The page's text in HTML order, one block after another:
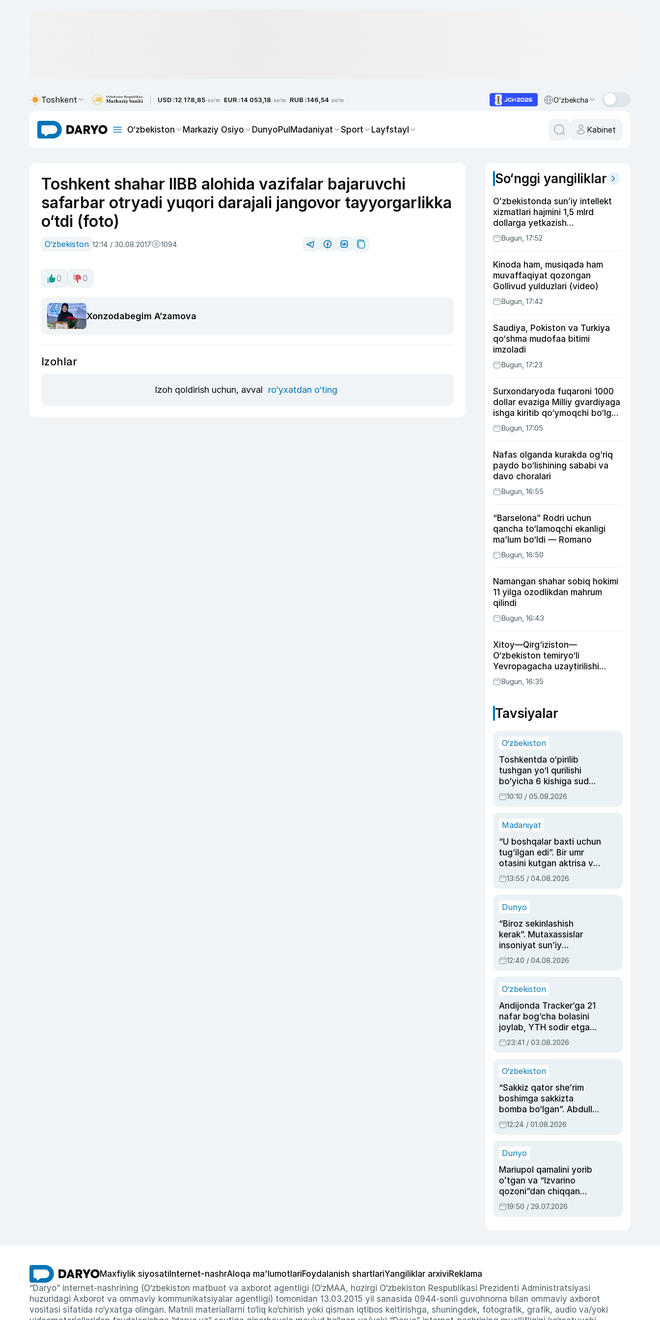
Toshkent USD :12 178,85 so'm EUR :14 053,18 so'm RUB :146,54 so'm O‘zbekcha
O‘zbekiston Markaziy Osiyo DunyoPulMadaniyat Sport Layfstayl Kabinet
Toshkent shahar IIBB alohida vazifalar bajaruvchi
safarbar otryadi yuqori darajali jangovor tayyorgarlikka
o‘tdi (foto)
O‘zbekiston 12:14 / 30.08.2017 1094
0 0
Xonzodabegim A’zamova
Izohlar
Izoh qoldirish uchun, avval ro‘yxatdan o‘ting
So‘nggi yangiliklar
Oʻzbekistonda sunʼiy intellekt
xizmatlari hajmini 1,5 mlrd
dollarga yetkazish
rejalashtirilmoqda
Bugun, 17:52
Kinoda ham, musiqada ham
muvaffaqiyat qozongan
Gollivud yulduzlari (video)
Bugun, 17:42
Saudiya, Pokiston va Turkiya
qo‘shma mudofaa bitimi
imzoladi
Bugun, 17:23
Surxondaryoda fuqaroni 1000
dollar evaziga Milliy gvardiyaga
ishga kiritib qo‘ymoqchi bo‘lgan
shaxs ushlandi
Bugun, 17:05
Nafas olganda kurakda og‘riq
paydo bo‘lishining sababi va
davo choralari
Bugun, 16:55
“Barselona” Rodri uchun
qancha to‘lamoqchi ekanligi
ma’lum bo‘ldi — Romano
Bugun, 16:50
Namangan shahar sobiq hokimi
11 yilga ozodlikdan mahrum
qilindi
Bugun, 16:43
Xitoy—Qirg‘iziston—
O‘zbekiston temiryo‘li
Yevropagacha uzaytirilishi
mumkin
Bugun, 16:35
Tavsiyalar
O‘zbekiston
Toshkentda o‘pirilib
tushgan yo‘l qurilishi
bo‘yicha 6 kishiga sud
hukmi o‘qildi
10:10 / 05.08.2026
Madaniyat
“U boshqalar baxti uchun
tug‘ilgan edi”. Bir umr
otasini kutgan aktrisa va
dublyaj ustasi Rimma
Ahmedovaning
13:55 / 04.08.2026
Dunyo
“Biroz sekinlashish
kerak”. Mutaxassislar
insoniyat sun’iy
intellektni boshqara
olmay qolishidan xavotir
12:40 / 04.08.2026
O‘zbekiston
Andijonda Tracker’ga 21
nafar bog‘cha bolasini
joylab, YTH sodir etgan
ayolga sud hukmi o‘qildi
23:41 / 03.08.2026
O‘zbekiston
“Sakkiz qator she’rim
boshimga sakkizta
bomba bo‘lgan”. Abdulla
Oripovni siyosiy
ayblovlardan asrab
12:24 / 01.08.2026
Dunyo
Mariupol qamalini yorib
oʻtgan va “Izvarino
qozoni”dan chiqqan
qahramon — Ukraina
armiyasi bosh
19:50 / 29.07.2026
Maxfiylik siyosati Internet-nashrAloqa ma'lumotlariFoydalanish shartlariYangiliklar arxiviReklama
“Daryo” internet-nashrining (O‘zbekiston matbuot va axborot agentligi (O‘zMAA, hozirgi O‘zbekiston Respublikasi Prezidenti Administratsiyasi
huzuridagi Axborot va ommaviy kommunikatsiyalar agentligi) tomonidan 13.03.2015 yil sanasida 0944-sonli guvohnoma bilan ommaviy axborot
vositasi sifatida ro‘yxatga olingan. Matnli materiallarni to‘liq ko‘chirish yoki qisman iqtibos keltirishga, shuningdek, fotografik, grafik, audio va/yoki